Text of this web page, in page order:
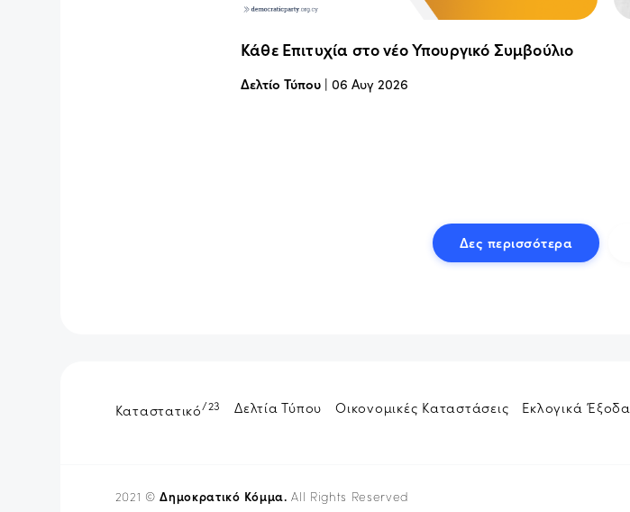
Κάθε Επιτυχία στο νέο Υπουργικό Συμβούλιο
Δελτίο Τύπου | 06 Αυγ 2026
Δες περισσότερα
Καταστατικό/23 Δελτία Τύπου Οικονομικές Καταστάσεις Εκλογικά Έξοδα
2021 ©Δημοκρατικό Κόμμα. All Rights Reserved